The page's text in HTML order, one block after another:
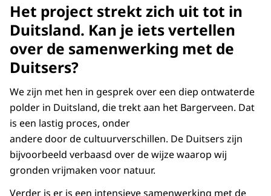
Het project strekt zich uit tot in
Duitsland. Kan je iets vertellen
over de samenwerking met de
Duitsers?
We zijn met hen in gesprek over een diep ontwaterde
polder in Duitsland, die trekt aan het Bargerveen. Dat
is een lastig proces, onder
andere door de cultuurverschillen. De Duitsers zijn
bijvoorbeeld verbaasd over de wijze waarop wij
gronden vrijmaken voor natuur.
Verder is er is een intensieve samenwerking met de